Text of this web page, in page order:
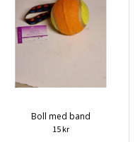
Boll med band
15 kr